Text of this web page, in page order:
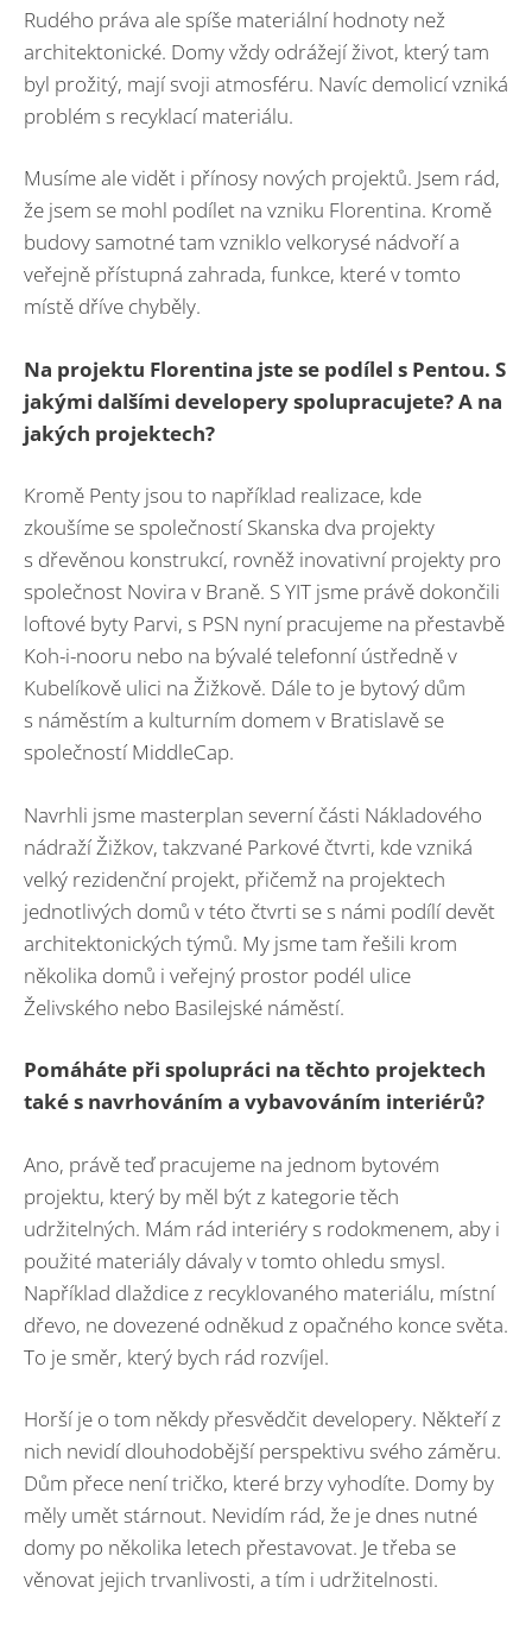
Rudého práva ale spíše materiální hodnoty než
architektonické. Domy vždy odrážejí život, který tam
byl prožitý, mají svoji atmosféru. Navíc demolicí vzniká
problém s recyklací materiálu.
Musíme ale vidět i přínosy nových projektů. Jsem rád,
že jsem se mohl podílet na vzniku Florentina. Kromě
budovy samotné tam vzniklo velkorysé nádvoří a
veřejně přístupná zahrada, funkce, které v tomto
místě dříve chyběly.
Na projektu Florentina jste se podílel s Pentou. S
jakými dalšími developery spolupracujete? A na
jakých projektech?
Kromě Penty jsou to například realizace, kde
zkoušíme se společností Skanska dva projekty
s dřevěnou konstrukcí, rovněž inovativní projekty pro
společnost Novira v Braně. S YIT jsme právě dokončili
loftové byty Parvi, s PSN nyní pracujeme na přestavbě
Koh-i-nooru nebo na bývalé telefonní ústředně v
Kubelíkově ulici na Žižkově. Dále to je bytový dům
s náměstím a kulturním domem v Bratislavě se
společností MiddleCap.
Navrhli jsme masterplan severní části Nákladového
nádraží Žižkov, takzvané Parkové čtvrti, kde vzniká
velký rezidenční projekt, přičemž na projektech
jednotlivých domů v této čtvrti se s námi podílí devět
architektonických týmů. My jsme tam řešili krom
několika domů i veřejný prostor podél ulice
Želivského nebo Basilejské náměstí.
Pomáháte při spolupráci na těchto projektech
také s navrhováním a vybavováním interiérů?
Ano, právě teď pracujeme na jednom bytovém
projektu, který by měl být z kategorie těch
udržitelných. Mám rád interiéry s rodokmenem, aby i
použité materiály dávaly v tomto ohledu smysl.
Například dlaždice z recyklovaného materiálu, místní
dřevo, ne dovezené odněkud z opačného konce světa.
To je směr, který bych rád rozvíjel.
Horší je o tom někdy přesvědčit developery. Někteří z
nich nevidí dlouhodobější perspektivu svého záměru.
Dům přece není tričko, které brzy vyhodíte. Domy by
měly umět stárnout. Nevidím rád, že je dnes nutné
domy po několika letech přestavovat. Je třeba se
věnovat jejich trvanlivosti, a tím i udržitelnosti.